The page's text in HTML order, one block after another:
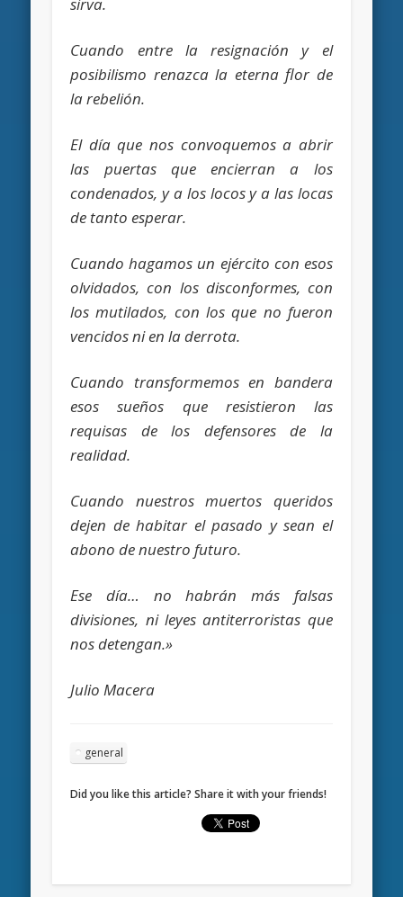
sirva.
Cuando entre la resignación y el
posibilismo renazca la eterna flor de
la rebelión.
El día que nos convoquemos a abrir
las puertas que encierran a los
condenados, y a los locos y a las locas
de tanto esperar.
Cuando hagamos un ejército con esos
olvidados, con los disconformes, con
los mutilados, con los que no fueron
vencidos ni en la derrota.
Cuando transformemos en bandera
esos sueños que resistieron las
requisas de los defensores de la
realidad.
Cuando nuestros muertos queridos
dejen de habitar el pasado y sean el
abono de nuestro futuro.
Ese día… no habrán más falsas
divisiones, ni leyes antiterroristas que
nos detengan.»
Julio Macera
general
Did you like this article? Share it with your friends!